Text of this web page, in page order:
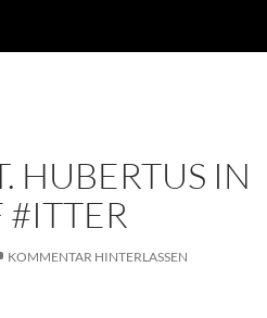
HUBERTUS IN
#ITTER
KOMMENTAR HINTERLASSEN